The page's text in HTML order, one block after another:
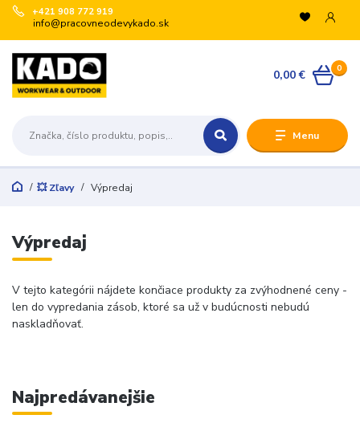
Menu
+421 908 772 919
info@pracovneodevykado.sk
0
0,00 €
💥 Zľavy Výpredaj
Výpredaj
V tejto kategórii nájdete končiace produkty za zvýhodnené ceny -
len do vypredania zásob, ktoré sa už v budúcnosti nebudú
naskladňovať.
Najpredávanejšie